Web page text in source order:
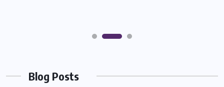
Blog Posts